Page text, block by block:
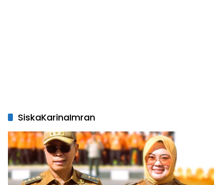
SiskaKarinaImran